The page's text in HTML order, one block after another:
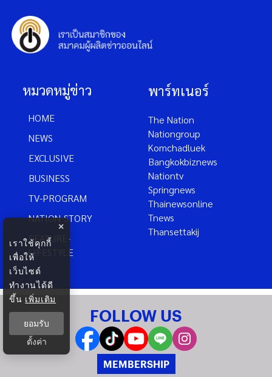
หมวดหมู่ข่าว
HOME
NEWS
EXCLUSIVE
BUSINESS
TV-PROGRAM
NATION-STORY
FEATURE-
LIFESTYLE
พาร์ทเนอร์
The Nation
Nationgroup
Komchadluek
Bangkokbiznews
Nationtv
Springnews
Thainewsonline
Tnews
Thansettakij
FOLLOW US
MEMBERSHIP
×
เราใช้คุกกี้
เพื่อให้
เว็บไซต์
ทำงานได้ดี
ขึ้น เพิ่มเติม
ยอมรับ
ตั้งค่า